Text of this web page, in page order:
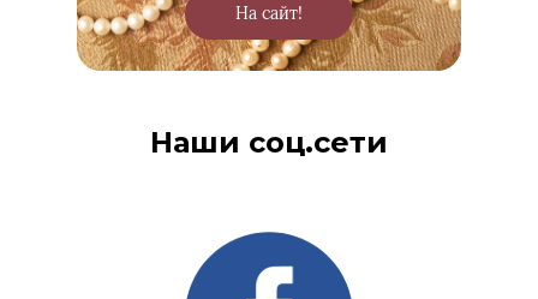
На сайт!
Наши соц.сети